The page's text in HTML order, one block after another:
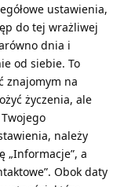
ustawienia,
do tej wrażliwej
dnia i
od siebie. To
znajomym na
życzenia, ale
należy
„Informacje”, a
Obok daty